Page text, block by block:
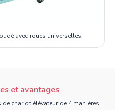
avec roues universelles.
et avantages
chariot élévateur de 4 manières.